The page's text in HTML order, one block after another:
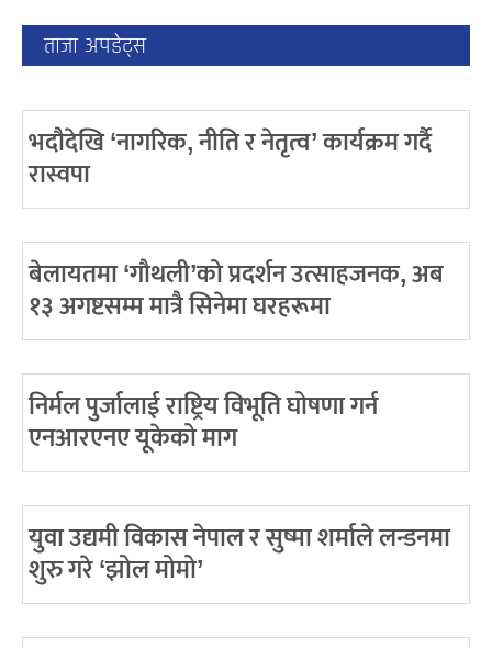
ताजा अपडेट्स
भदौदेखि ‘नागरिक, नीति र नेतृत्व’ कार्यक्रम गर्दै
रास्वपा
बेलायतमा ‘गौथली’को प्रदर्शन उत्साहजनक, अब
१३ अगष्टसम्म मात्रै सिनेमा घरहरूमा
निर्मल पुर्जालाई राष्ट्रिय विभूति घोषणा गर्न
एनआरएनए यूकेको माग
युवा उद्यमी विकास नेपाल र सुष्मा शर्माले लन्डनमा
शुरु गरे ‘झोल मोमो’